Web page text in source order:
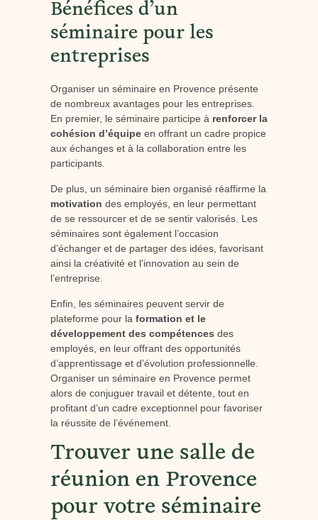
Bénéfices d’un
séminaire pour les
entreprises
Organiser un séminaire en Provence présente
de nombreux avantages pour les entreprises.
En premier, le séminaire participe à renforcer la
cohésion d’équipeen offrant un cadre propice
aux échanges et à la collaboration entre les
participants.
De plus, un séminaire bien organisé réaffirme la
motivation des employés, en leur permettant
de se ressourcer et de se sentir valorisés. Les
séminaires sont également l’occasion
d’échanger et de partager des idées, favorisant
ainsi la créativité et l’innovation au sein de
l’entreprise.
Enfin, les séminaires peuvent servir de
plateforme pour la formation et le
développement des compétences des
employés, en leur offrant des opportunités
d’apprentissage et d’évolution professionnelle.
Organiser un séminaire en Provence permet
alors de conjuguer travail et détente, tout en
profitant d’un cadre exceptionnel pour favoriser
la réussite de l’événement.
Trouver une salle de
réunion en Provence
pour votre séminaire